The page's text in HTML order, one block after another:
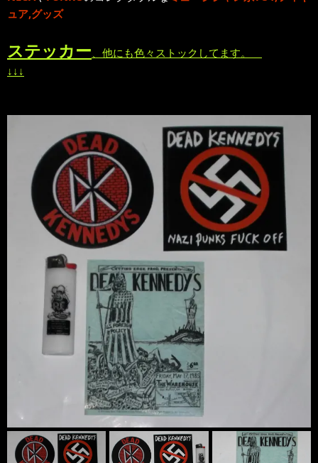
ュア,グッズ
ステッカー、他にも色々ストックしてます。
↓↓↓